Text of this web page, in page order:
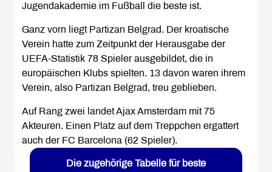
Jugendakademie im Fußball die beste ist.
Ganz vorn liegt Partizan Belgrad. Der kroatische
Verein hatte zum Zeitpunkt der Herausgabe der
UEFA-Statistik 78 Spieler ausgebildet, die in
europäischen Klubs spielten. 13 davon waren ihrem
Verein, also Partizan Belgrad, treu geblieben.
Auf Rang zwei landet Ajax Amsterdam mit 75
Akteuren. Einen Platz auf dem Treppchen ergattert
auch der FC Barcelona (62 Spieler).
Die zugehörige Tabelle für beste